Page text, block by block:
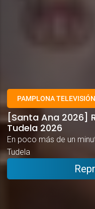
PAMPLONA TELEVISIÓN
[Santa Ana 2026]
Tudela 2026
En poco más de un
Tudela